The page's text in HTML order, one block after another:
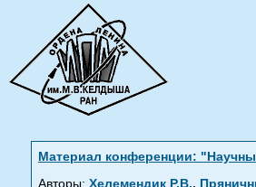
Материал конференции:
Авторы: Хелемендик Р.В.,